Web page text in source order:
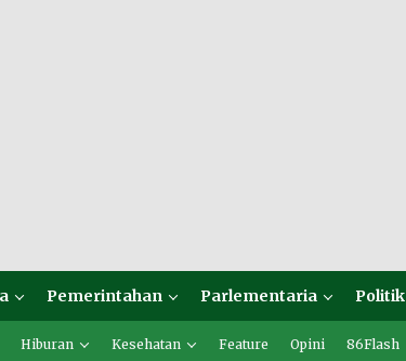
Pemerintahan Parlementaria Politik
Hiburan Kesehatan Feature Opini 86Flash